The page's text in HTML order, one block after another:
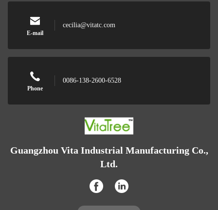
E-mail
cecilia@vitatc.com
Phone
0086-138-2600-6528
Guangzhou Vita Industrial Manufacturing Co.,
Ltd.